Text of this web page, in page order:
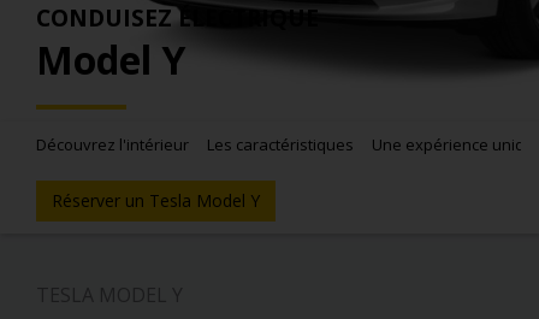
CONDUISEZ ÉLECTRIQUE
Model Y
Découvrez l'intérieur Les caractéristiques Une expérience
Réserver un Tesla Model Y